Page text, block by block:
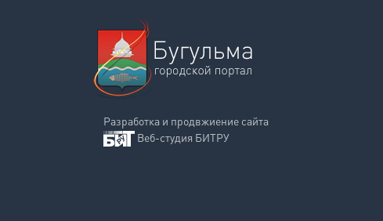
Разработка и продвжиение сайта
Веб-студия БИТРУ